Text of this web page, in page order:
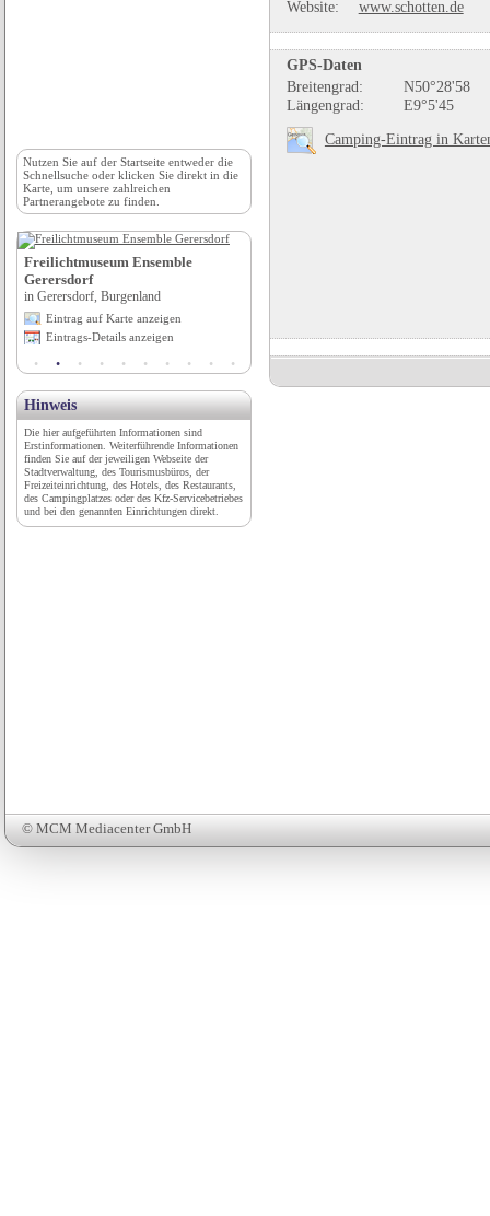
Website:
www.schotten.de
GPS-Daten
Breitengrad:
N50°28'58
Längengrad:
E9°5'45
Camping-Eintrag in
© MCM Mediacenter GmbH
Nutzen Sie auf der Startseite entweder die
Schnellsuche oder klicken Sie direkt in die
Karte, um unsere zahlreichen
Partnerangebote zu finden.
Freilichtmuseum Ensemble
Gerersdorf
in Gerersdorf, Burgenland
Eintrag auf Karte anzeigen
Eintrags-Details anzeigen
Hinweis
Die hier aufgeführten Informationen sind
Erstinformationen. Weiterführende Informationen
finden Sie auf der jeweiligen Webseite der
Stadtverwaltung, des Tourismusbüros, der
Freizeiteinrichtung, des Hotels, des Restaurants,
des Campingplatzes oder des Kfz-Servicebetriebes
und bei den genannten Einrichtungen direkt.